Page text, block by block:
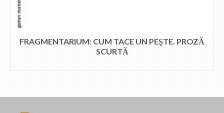
FRAGMENTARIUM: CUM TACE UN PEŞTE. PROZĂ
SCURTĂ